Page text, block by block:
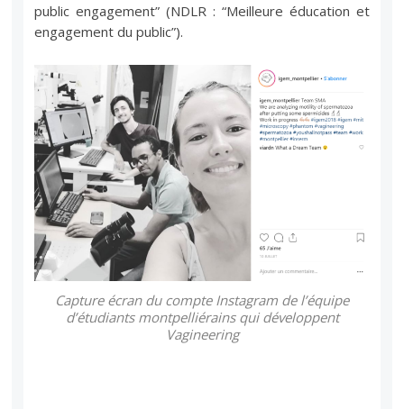
public engagement” (NDLR : “Meilleure éducation et
engagement du public”).
Capture écran du compte Instagram de l’équipe
d’étudiants montpelliérains qui développent
Vagineering